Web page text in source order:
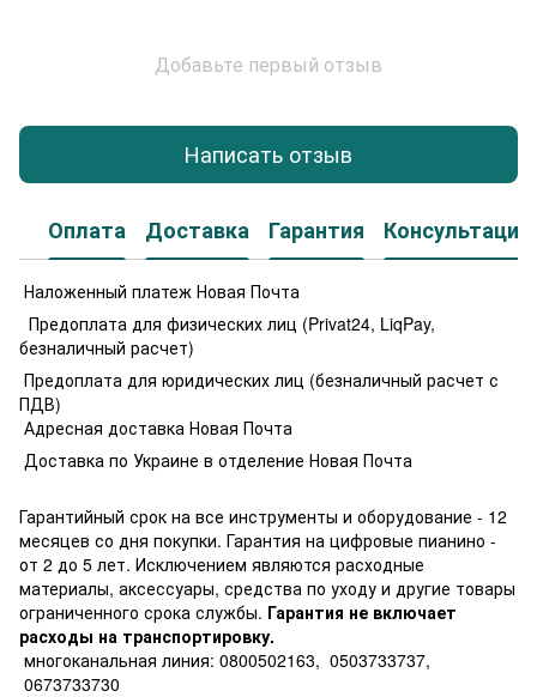
Добавьте первый отзыв
Написать отзыв
Оплата Доставка Гарантия Консультация
Наложенный платеж Новая Почта
Предоплата для физических лиц (Privat24, LiqPay,
безналичный расчет)
Предоплата для юридических лиц (безналичный расчет с
ПДВ)
Адресная доставка Новая Почта
Доставка по Украине в отделение Новая Почта
Гарантийный срок на все инструменты и оборудование - 12
месяцев со дня покупки. Гарантия на цифровые пианино -
от 2 до 5 лет. Исключением являются расходные
материалы, аксессуары, средства по уходу и другие товары
ограниченного срока службы. Гарантия не включает
расходы на транспортировку.
многоканальная линия: 0800502163, 0503733737,
0673733730